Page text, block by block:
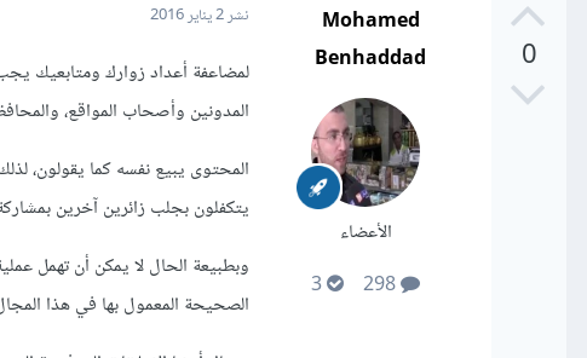
0
Mohamed
Benhaddad
الأعضاء
نشر2 يناير 2016
لمضاعفة أعداد زوارك ومتابعيك
المدونين وأصحاب المواقع،
المحتوى يبيع نفسه كما يقولون،
يتكفلون بجلب زائرين آخرين
وبطبيعة الحال لا يمكن أن تهمل
الصحيحة المعمول بها في هذا